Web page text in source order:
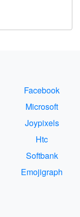
Facebook
Microsoft
Joypixels
Htc
Softbank
Emojigraph